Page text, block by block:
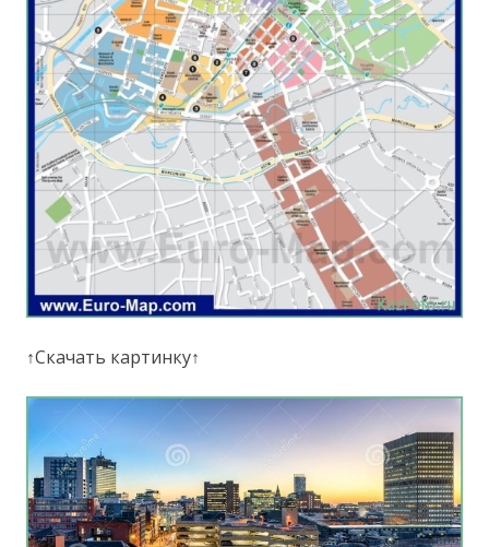
↑Скачать картинку↑